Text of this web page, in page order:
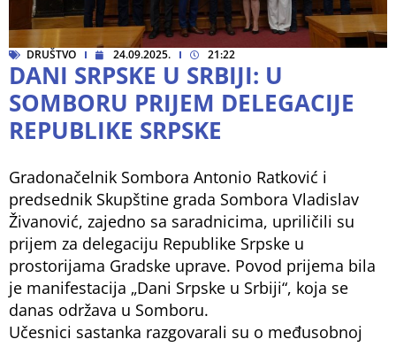
DRUŠTVO 24.09.2025. 21:22
DANI SRPSKE U SRBIJI: U
SOMBORU PRIJEM DELEGACIJE
REPUBLIKE SRPSKE
Gradonačelnik Sombora Antonio Ratković i
predsednik Skupštine grada Sombora Vladislav
Živanović, zajedno sa saradnicima, upriličili su
prijem za delegaciju Republike Srpske u
prostorijama Gradske uprave. Povod prijema bila
je manifestacija „Dani Srpske u Srbiji“, koja se
danas održava u Somboru.
Učesnici sastanka razgovarali su o međusobnoj